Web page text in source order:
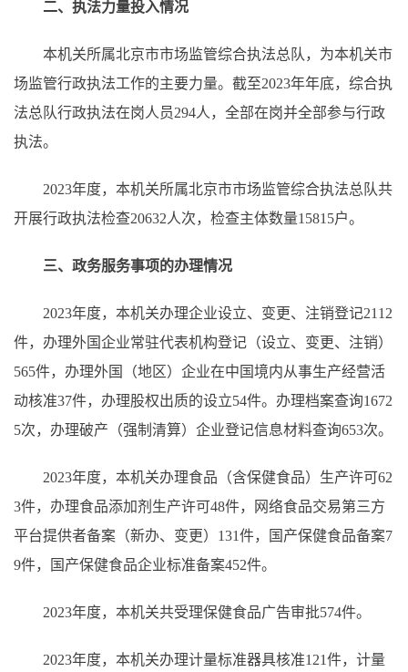
二、执法力量投入情况
本机关所属北京市市场监管综合执法总队，为本机关市
场监管行政执法工作的主要力量。截至2023年年底，综合执
法总队行政执法在岗人员294人，全部在岗并全部参与行政
执法。
2023年度，本机关所属北京市市场监管综合执法总队共
开展行政执法检查20632人次，检查主体数量15815户。
三、政务服务事项的办理情况
2023年度，本机关办理企业设立、变更、注销登记2112
件，办理外国企业常驻代表机构登记（设立、变更、注销）
565件，办理外国（地区）企业在中国境内从事生产经营活
动核准37件，办理股权出质的设立54件。办理档案查询1672
5次，办理破产（强制清算）企业登记信息材料查询653次。
2023年度，本机关办理食品（含保健食品）生产许可62
3件，办理食品添加剂生产许可48件，网络食品交易第三方
平台提供者备案（新办、变更）131件，国产保健食品备案7
9件，国产保健食品企业标准备案452件。
2023年度，本机关共受理保健食品广告审批574件。
2023年度，本机关办理计量标准器具核准121件，计量